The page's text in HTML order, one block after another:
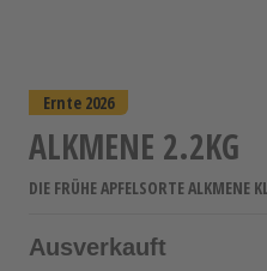
Ernte 2026
ALKMENE 2.2KG
DIE FRÜHE APFELSORTE ALKMENE
Ausverkauft